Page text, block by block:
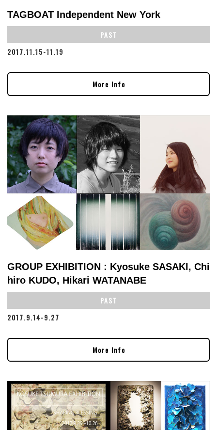
TAGBOAT Independent New York
PAST
2017.11.15-11.19
More Info
GROUP EXHIBITION : Kyosuke SASAKI, Chi
hiro KUDO, Hikari WATANABE
PAST
2017.9.14-9.27
More Info